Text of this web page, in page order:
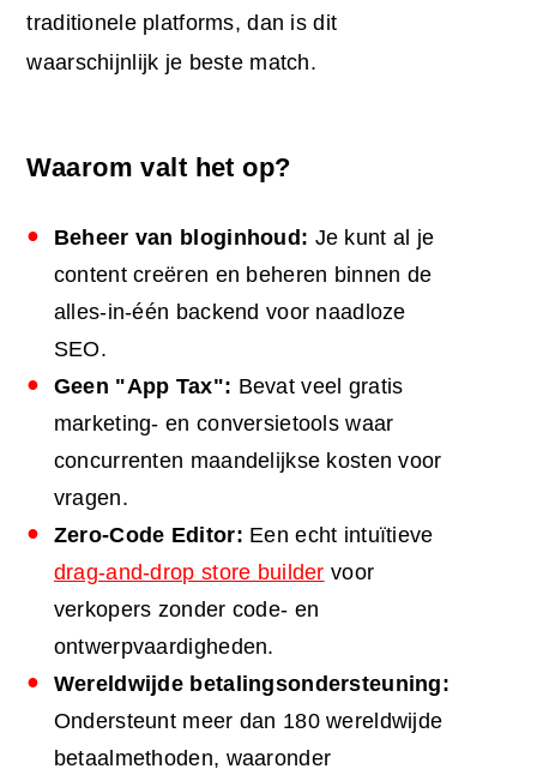
traditionele platforms, dan is dit
waarschijnlijk je beste match.
Waarom valt het op?
Beheer van bloginhoud: Je kunt al je
content creëren en beheren binnen de
alles-in-één backend voor naadloze
SEO.
Geen "App Tax": Bevat veel gratis
marketing- en conversietools waar
concurrenten maandelijkse kosten voor
vragen.
Zero-Code Editor: Een echt intuïtieve
drag-and-drop store builder voor
verkopers zonder code- en
ontwerpvaardigheden.
Wereldwijde betalingsondersteuning:
Ondersteunt meer dan 180 wereldwijde
betaalmethoden, waaronder